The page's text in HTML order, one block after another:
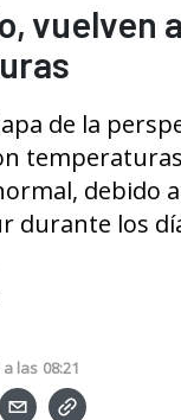
vuelven
de la
debido
durante los
a las 08:21